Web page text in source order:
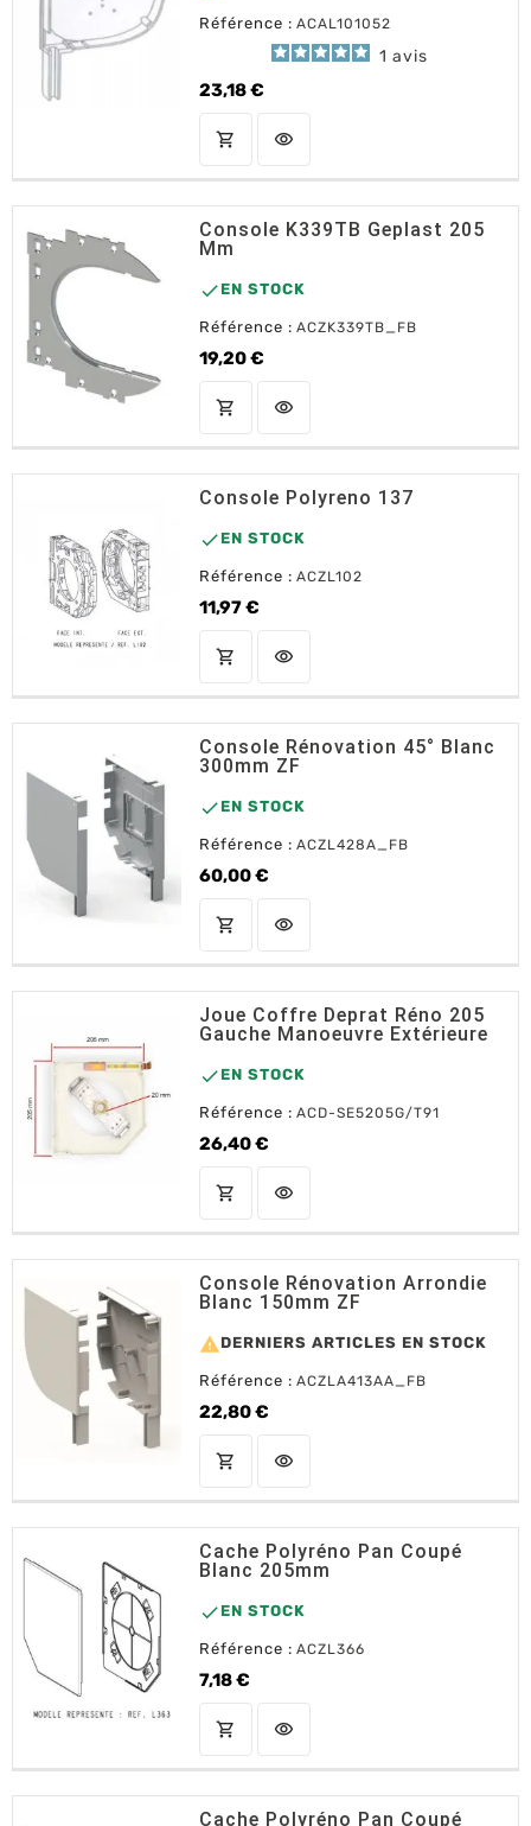
Référence : ACAL101052
1 avis
23,18 €
Prix
shopping_cart AJOUTER AU PANIER
visibility
Console K339TB Geplast 205
Mm
 EN STOCK
Référence : ACZK339TB_FB
19,20 €
Prix
shopping_cart AJOUTER AU PANIER
visibility
Console Polyreno 137
 EN STOCK
Référence : ACZL102
11,97 €
Prix
shopping_cart AJOUTER AU PANIER
visibility
Console Rénovation 45° Blanc
300mm ZF
 EN STOCK
Référence : ACZL428A_FB
60,00 €
Prix
shopping_cart AJOUTER AU PANIER
visibility
Joue Coffre Deprat Réno 205
Gauche Manoeuvre Extérieure
 EN STOCK
Référence : ACD-SE5205G/T91
26,40 €
Prix
shopping_cart AJOUTER AU PANIER
visibility
Console Rénovation Arrondie
Blanc 150mm ZF
 DERNIERS ARTICLES EN STOCK
Référence : ACZLA413AA_FB
22,80 €
Prix
shopping_cart AJOUTER AU PANIER
visibility
Cache Polyréno Pan Coupé
Blanc 205mm
 EN STOCK
Référence : ACZL366
7,18 €
Prix
shopping_cart AJOUTER AU PANIER
visibility
Cache Polyréno Pan Coupé